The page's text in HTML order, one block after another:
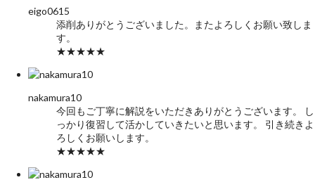
eigo0615
添削ありがとうございました。またよろしくお願い致しま
す。
★★★★★
nakamura10
今回もご丁寧に解説をいただきありがとうございます。 し
っかり復習して活かしていきたいと思います。 引き続きよ
ろしくお願いします。
★★★★★